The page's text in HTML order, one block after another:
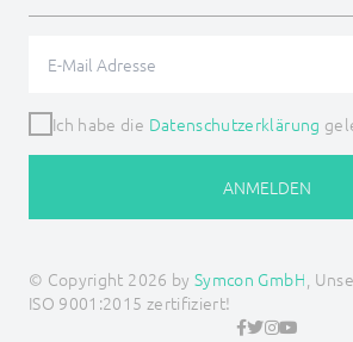
LCN_SwitchRelayTimer
LJQuick
M-Bus
Matter
MQTT
NEA Smart
OCPP
Ich habe die Datenschutzerklärung
ANMELDEN
© Copyright 2026 by Symcon GmbH,
ISO 9001:2015 zertifiziert!